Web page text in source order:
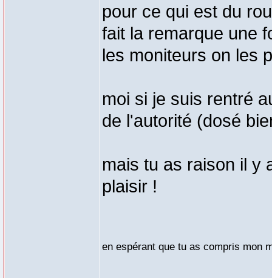
pour ce qui est du
fait la remarque une
les moniteurs on les
moi si je suis rentré
de l'autorité (dosé
mais tu as raison il y
plaisir !
en espérant que tu as compris mon